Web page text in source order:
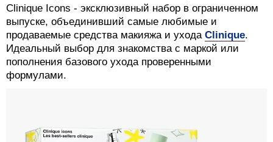
Clinique Icons - эксклюзивный набор в ограниченном
выпуске, объединивший самые любимые и
продаваемые средства макияжа и ухода Clinique.
Идеальный выбор для знакомства с маркой или
пополнения базового ухода проверенными
формулами.